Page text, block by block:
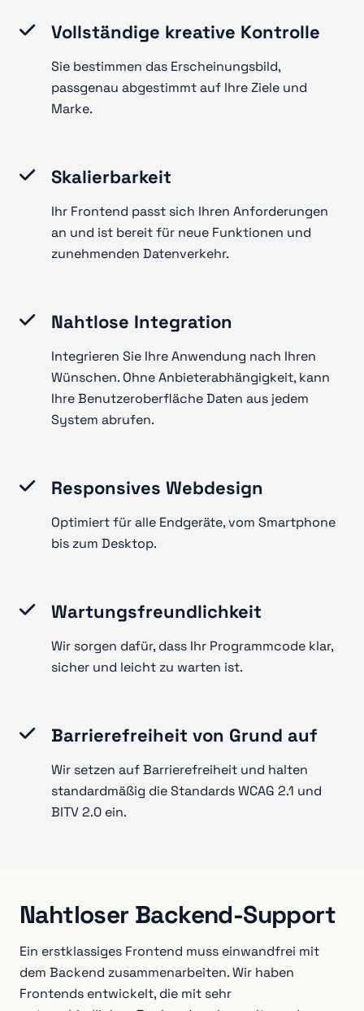
Vollständige kreative Kontrolle
Sie bestimmen das Erscheinungsbild,
passgenau abgestimmt auf Ihre Ziele und
Marke.
Skalierbarkeit
Ihr Frontend passt sich Ihren Anforderungen
an und ist bereit für neue Funktionen und
zunehmenden Datenverkehr.
Nahtlose Integration
Integrieren Sie Ihre Anwendung nach Ihren
Wünschen. Ohne Anbieterabhängigkeit, kann
Ihre Benutzeroberfläche Daten aus jedem
System abrufen.
Responsives Webdesign
Optimiert für alle Endgeräte, vom Smartphone
bis zum Desktop.
Wartungsfreundlichkeit
Wir sorgen dafür, dass Ihr Programmcode klar,
sicher und leicht zu warten ist.
Barrierefreiheit von Grund auf
Wir setzen auf Barrierefreiheit und halten
standardmäßig die Standards WCAG 2.1 und
BITV 2.0 ein.
Nahtloser Backend-Support
Ein erstklassiges Frontend muss einwandfrei mit
dem Backend zusammenarbeiten. Wir haben
Frontends entwickelt, die mit sehr